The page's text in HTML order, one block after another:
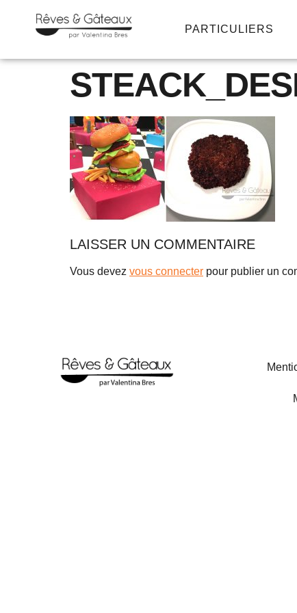
PARTICULIERS
LAISSER UN COMMENTAIRE
Vous devez vous connecter pour publier un